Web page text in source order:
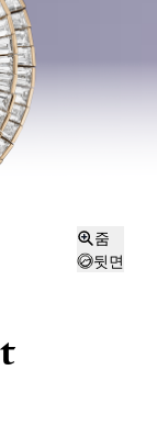
줌
뒷면